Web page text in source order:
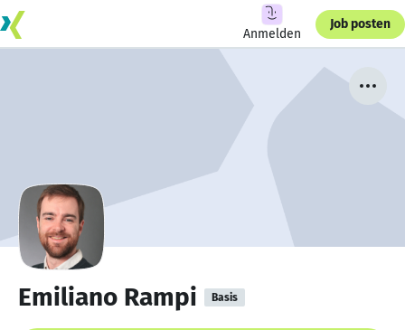
Anmelden
Job posten
Emiliano Rampi Basis